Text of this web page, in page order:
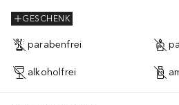
GESCHENK
parabenfrei
alkoholfrei